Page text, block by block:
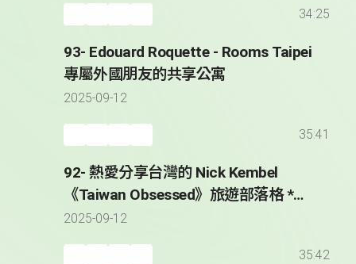
34:25
93- Edouard Roquette - Rooms Taipei
專屬外國朋友的共享公寓
2025-09-12
35:41
92- 熱愛分享台灣的 Nick Kembel
《Taiwan Obsessed》旅遊部落格 *
Sharing His Taiwan Obsession with
2025-09-12
35:42